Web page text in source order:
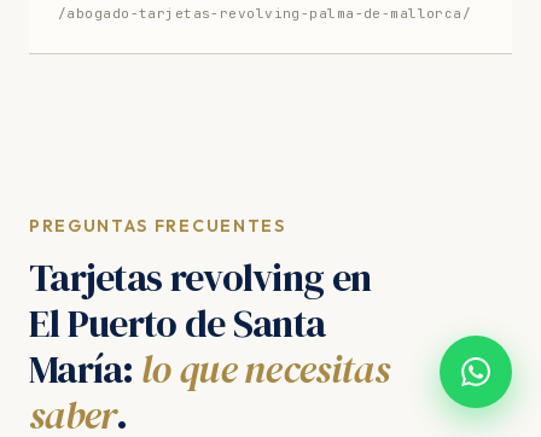
/abogado-tarjetas-revolving-palma-de-mallorca/
PREGUNTAS FRECUENTES
Tarjetas revolving en
El Puerto de Santa
María: lo que necesitas
saber.